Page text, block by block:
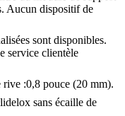
Aucun dispositif de
sont disponibles.
service clientèle
rive :0,8 pouce (20 mm).
sans écaille de